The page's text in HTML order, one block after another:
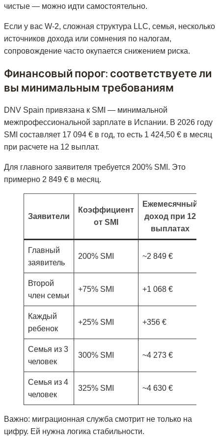
чистые — можно идти самостоятельно.
Если у вас W-2, сложная структура LLC, семья, несколько
источников дохода или сомнения по налогам,
сопровождение часто окупается снижением риска.
Финансовый порог: соответствуете ли
вы минимальным требованиям
DNV Spain привязана к SMI — минимальной
межпрофессиональной зарплате в Испании. В 2026 году
SMI составляет 17 094 € в год, то есть 1 424,50 € в месяц
при расчете на 12 выплат.
Для главного заявителя требуется 200% SMI. Это
примерно 2 849 € в месяц.
Заявители
Коэффициент
от SMI
Ежемесячный
доход при 12
выплатах
Главный
заявитель
200% SMI ~2 849 €
Второй
член семьи
+75% SMI +1 068 €
Каждый
ребенок
+25% SMI +356 €
Семья из 3
человек
300% SMI ~4 273 €
Семья из 4
человек
325% SMI ~4 630 €
Важно: миграционная служба смотрит не только на
цифру. Ей нужна логика стабильности.